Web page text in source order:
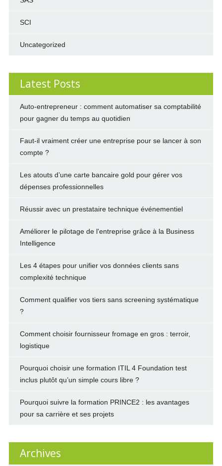
SCI
Uncategorized
Latest Posts
Auto-entrepreneur : comment automatiser sa comptabilité
pour gagner du temps au quotidien
Faut-il vraiment créer une entreprise pour se lancer à son
compte ?
Les atouts d’une carte bancaire gold pour gérer vos
dépenses professionnelles
Réussir avec un prestataire technique événementiel
Améliorer le pilotage de l'entreprise grâce à la Business
Intelligence
Les 4 étapes pour unifier vos données clients sans
complexité technique
Comment qualifier vos tiers sans screening systématique
?
Comment choisir fournisseur fromage en gros : terroir,
logistique
Pourquoi choisir une formation ITIL 4 Foundation test
inclus plutôt qu’un simple cours libre ?
Pourquoi suivre la formation PRINCE2 : les avantages
pour sa carrière et ses projets
Archives